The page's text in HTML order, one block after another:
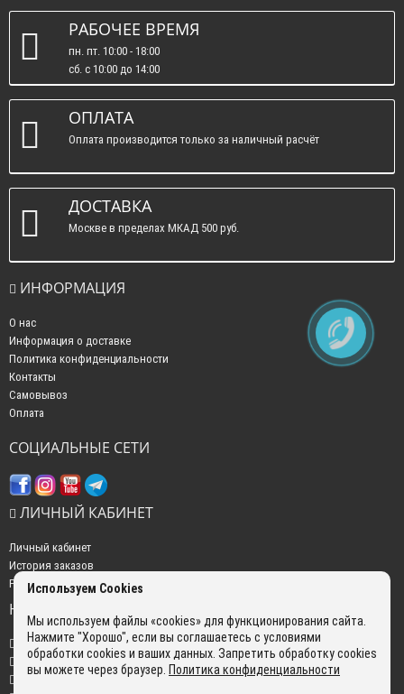
РАБОЧЕЕ ВРЕМЯ
пн. пт. 10:00 - 18:00
сб. c 10:00 до 14:00
вс. : выходные.
ОПЛАТА
Оплата производится только за наличный расчёт
ДОСТАВКА
Москве в пределах МКАД 500 руб.
ИНФОРМАЦИЯ
О нас
Информация о доставке
Политика конфиденциальности
Контакты
Самовывоз
Оплата
СОЦИАЛЬНЫЕ СЕТИ
ЛИЧНЫЙ КАБИНЕТ
Личный кабинет
История заказов
Рассылка новостей
НАШИ КОНТАКТЫ
+7 (499) 350-22-51
sales@gokyo.ru
пн. - пт. : с 10:00 до 18:00 сб. c 10:00 до 14:00 воскресенье : выходной.
Используем Cookies
Мы используем файлы «cookies» для функционирования сайта.
Нажмите "Хорошо", если вы соглашаетесь с условиями
обработки cookies и ваших данных. Запретить обработку cookies
вы можете через браузер. Политика конфиденциальности